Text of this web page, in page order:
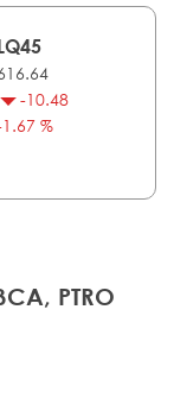
-10.48
%
PTRO